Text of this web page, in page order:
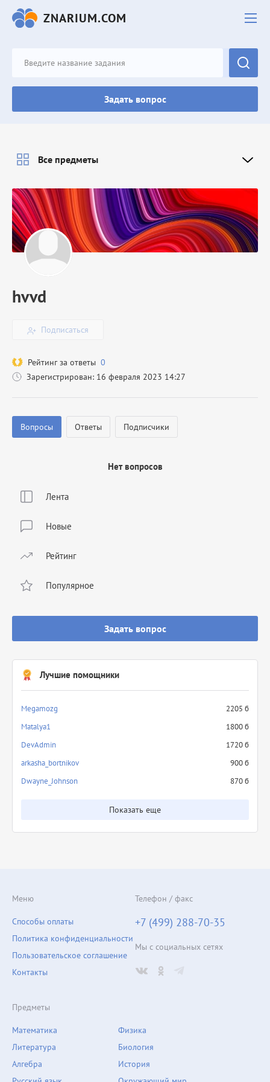
ZNARIUM.COM
Задать вопрос
Лента
Новые
Рейтинг
Популярное
Задать вопрос
Лучшие помощники
Megamozg
2205 б
Matalya1
1800 б
DevAdmin
1720 б
arkasha_bortnikov
900 б
Dwayne_Johnson
870 б
Показать еще
hvvd
Подписаться
Рейтинг за ответы 0
Зарегистрирован: 16 февраля 2023 14:27
Вопросы Ответы Подписчики
Нет вопросов
Все предметы
Предметы
Математика
Литература
Алгебра
Физика
Биология
История
Меню
Способы оплаты
Политика конфиденциальности
Пользовательское соглашение
Контакты
Телефон / факс
+7 (499) 288-70-35
Мы с социальных сетях